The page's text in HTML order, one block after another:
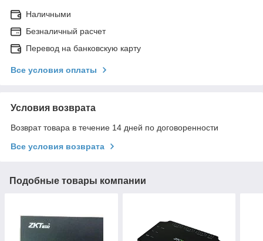
Наличными
Безналичный расчет
Перевод на банковскую карту
Все условия оплаты
Условия возврата
Возврат товара в течение 14 дней по договоренности
Все условия возврата
Подобные товары компании